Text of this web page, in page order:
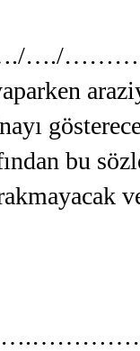
…./…./………
bu